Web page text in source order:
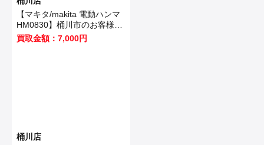
【マキタ/makita 電動ハンマ
HM0830】桶川市のお客様か
ら買取いたしました！
買取金額：7,000円
桶川店